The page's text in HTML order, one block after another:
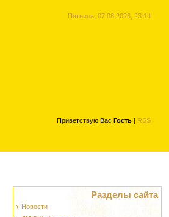
Пятница, 07.08.2026, 23:14
Приветствую Вас Гость | RSS
Разделы сайта
Новости